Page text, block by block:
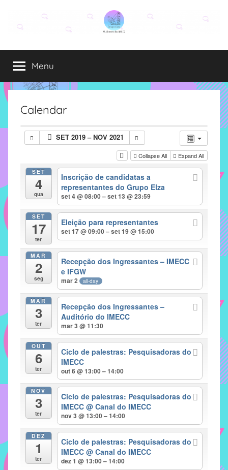
conteúdo
Grupo
Elza
Elza
é
formado
alunas,
funcionárias
IMECC
como
atribuição
implementar
mecanismos
proporcionem
fortalecimento
sociais
profissionais
alunos,
professores
Menu
Calendar
SET 2019 – NOV 2021
Collapse All Expand All
SET
4
qua
Inscrição de candidatas a
representantes do Grupo Elza
set 4 @ 08:00 – set 13 @ 23:59
SET
17
ter
Eleição para representantes
set 17 @ 09:00 – set 19 @ 15:00
MAR
2
seg
Recepção dos Ingressantes – IMECC
e IFGW
mar 2 all-day
MAR
3
ter
Recepção dos Ingressantes –
Auditório do IMECC
mar 3 @ 11:30
OUT
6
ter
Ciclo de palestras: Pesquisadoras do
IMECC
out 6 @ 13:00 – 14:00
NOV
3
ter
Ciclo de palestras: Pesquisadoras do
IMECC@ Canal do IMECC
nov 3 @ 13:00 – 14:00
DEZ
1
ter
Ciclo de palestras: Pesquisadoras do
IMECC@ Canal do IMECC
dez 1 @ 13:00 – 14:00